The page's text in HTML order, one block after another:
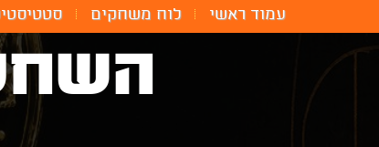
עמוד ראשי לוח משחקים